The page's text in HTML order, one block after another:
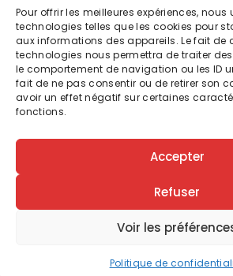
Pour offrir les meilleures expériences, nous
technologies telles que les cookies pour
aux informations des appareils. Le fait de
technologies nous permettra de traiter
le comportement de navigation ou les ID
fait de ne pas consentir ou de retirer son
avoir un effet négatif sur certaines
fonctions.
Accepter
Refuser
Voir les
Politique de
Instagramet
occasion de
– Politique de
– Site créé par
Thanh